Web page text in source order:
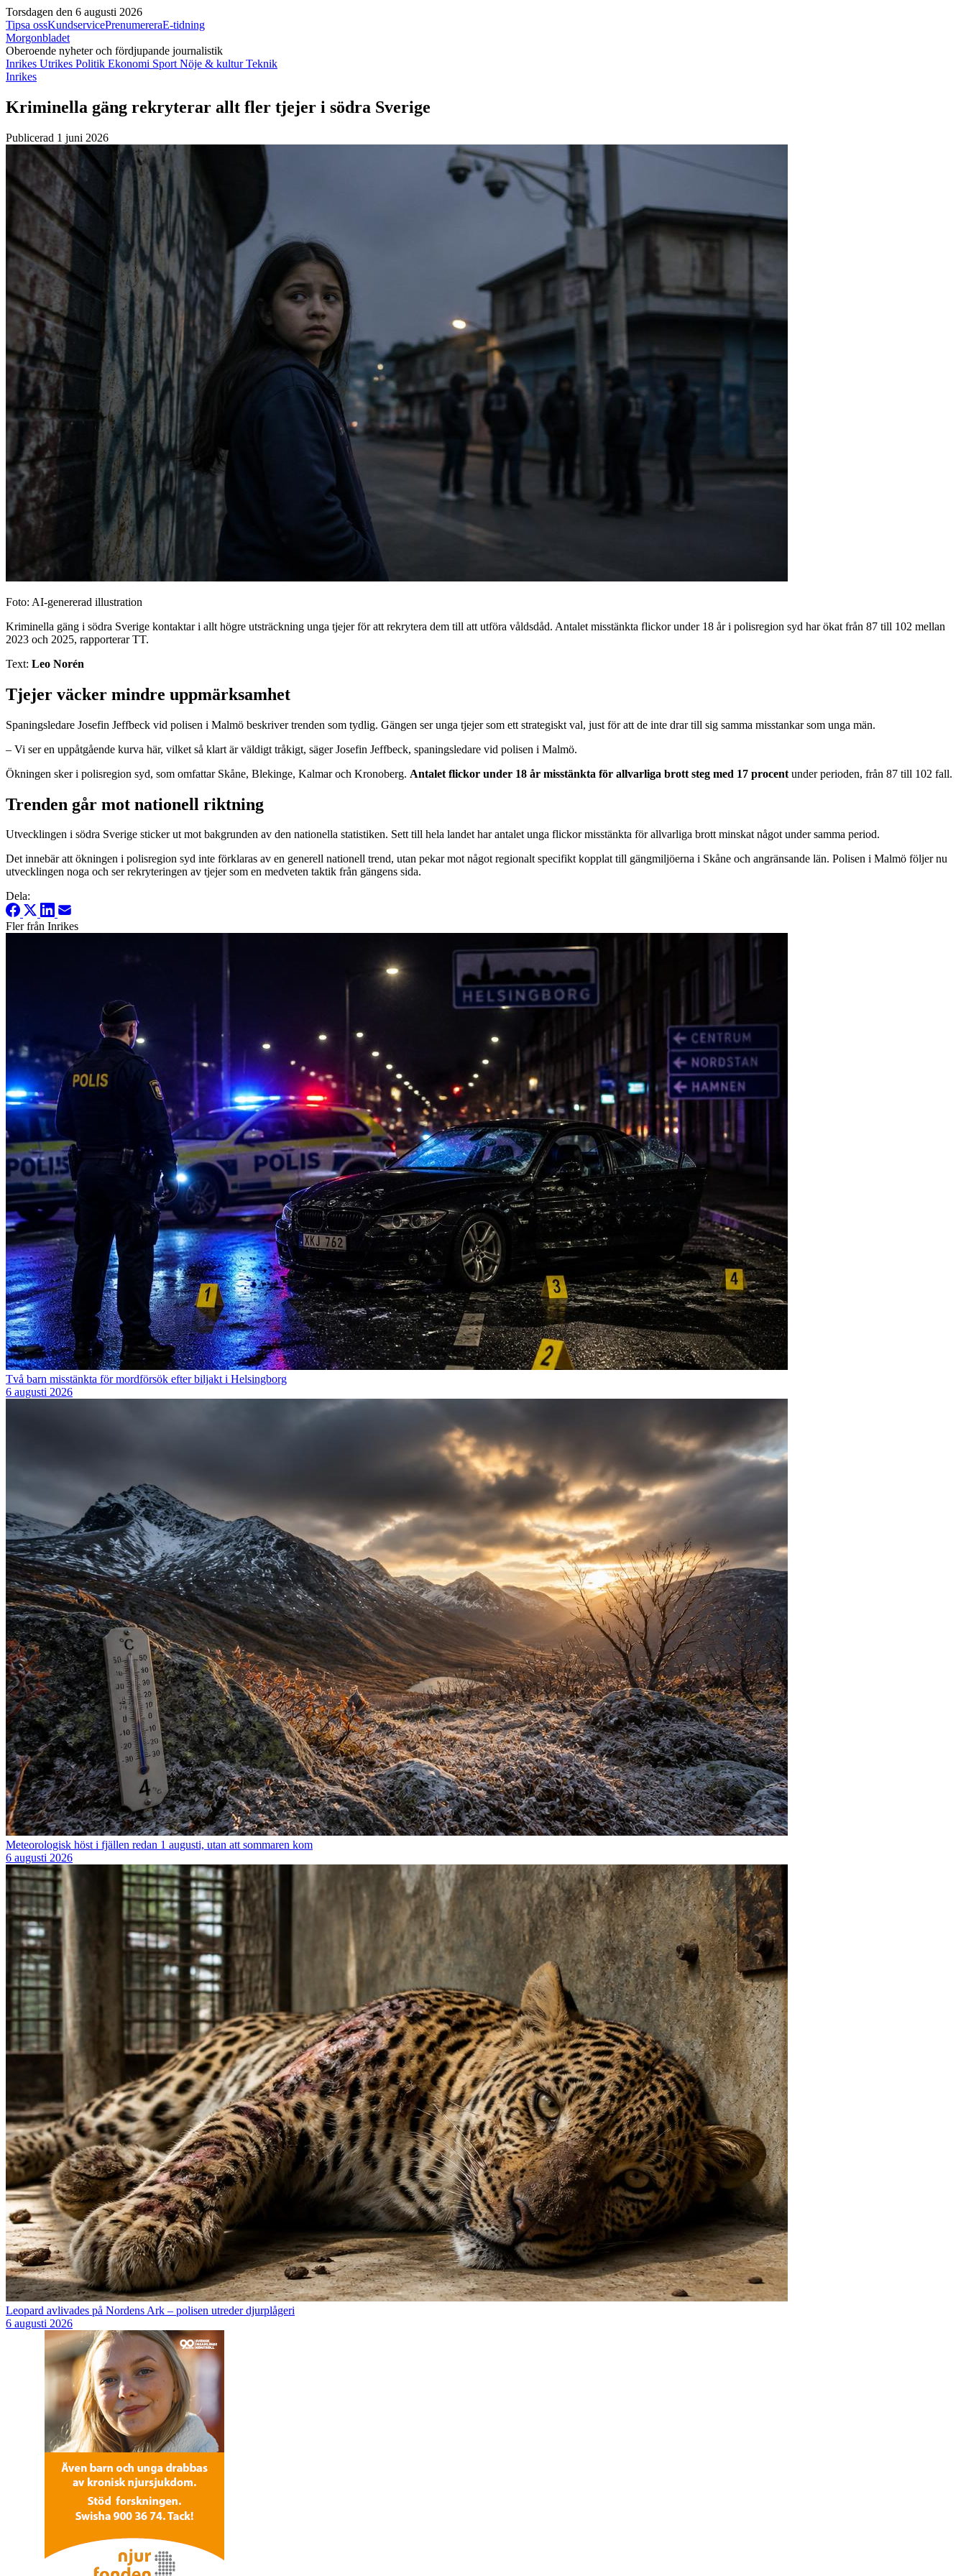
Torsdagen den 6 augusti 2026
Tipsa ossKundservicePrenumereraE-tidning
Morgonbladet
Oberoende nyheter och fördjupande journalistik
Inrikes Utrikes Politik Ekonomi Sport Nöje & kulturTeknik
Inrikes
Kriminella gäng rekryterar allt fler tjejer i södra Sverige
Publicerad 1 juni 2026
Foto: AI-genererad illustration
Kriminella gäng i södra Sverige kontaktar i allt högre utsträckning unga tjejer för att rekrytera dem till att utföra våldsdåd. Antalet misstänkta flickor under 18 år i polisregion syd har ökat från 87 till 102 mellan
2023 och 2025, rapporterar TT.
Text: Leo Norén
Tjejer väcker mindre uppmärksamhet
Spaningsledare Josefin Jeffbeck vid polisen i Malmö beskriver trenden som tydlig. Gängen ser unga tjejer som ett strategiskt val, just för att de inte drar till sig samma misstankar som unga män.
– Vi ser en uppåtgående kurva här, vilket så klart är väldigt tråkigt, säger Josefin Jeffbeck, spaningsledare vid polisen i Malmö.
Ökningen sker i polisregion syd, som omfattar Skåne, Blekinge, Kalmar och Kronoberg. Antalet flickor under 18 år misstänkta för allvarliga brott steg med 17 procent under perioden, från 87 till 102 fall.
Trenden går mot nationell riktning
Utvecklingen i södra Sverige sticker ut mot bakgrunden av den nationella statistiken. Sett till hela landet har antalet unga flickor misstänkta för allvarliga brott minskat något under samma period.
Det innebär att ökningen i polisregion syd inte förklaras av en generell nationell trend, utan pekar mot något regionalt specifikt kopplat till gängmiljöerna i Skåne och angränsande län. Polisen i Malmö följer nu
utvecklingen noga och ser rekryteringen av tjejer som en medveten taktik från gängens sida.
Dela:
Fler från Inrikes
Två barn misstänkta för mordförsök efter biljakt i Helsingborg
6 augusti 2026
Meteorologisk höst i fjällen redan 1 augusti, utan att sommaren kom
6 augusti 2026
Leopard avlivades på Nordens Ark – polisen utreder djurplågeri
6 augusti 2026